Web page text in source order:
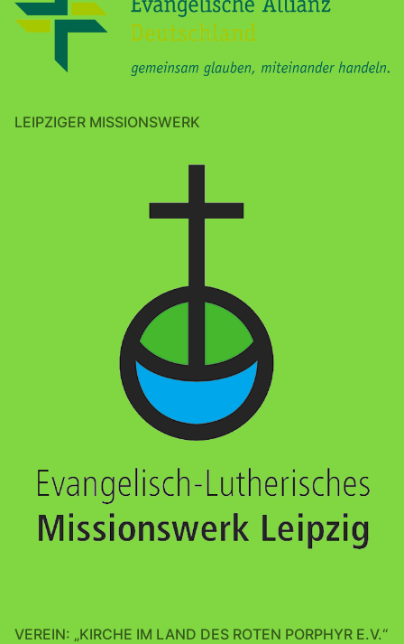
LEIPZIGER MISSIONSWERK
VEREIN: „KIRCHE IM LAND DES ROTEN PORPHYR E.V.“